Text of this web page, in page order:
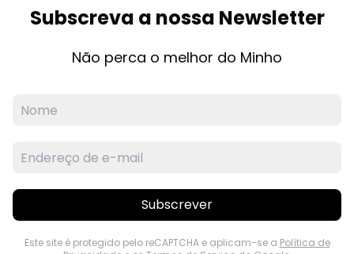
Subscreva a nossa Newsletter
Não perca o melhor do Minho
Subscrever
Este site é protegido pelo reCAPTCHA e aplicam-se a Política de